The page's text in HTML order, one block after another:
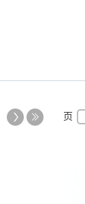
下
页